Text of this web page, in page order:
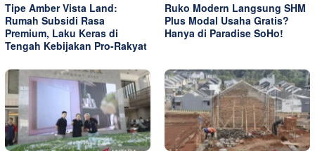
Tipe Amber Vista Land:
Rumah Subsidi Rasa
Premium, Laku Keras di
Tengah Kebijakan Pro-Rakyat
Ruko Modern Langsung SHM
Plus Modal Usaha Gratis?
Hanya di Paradise SoHo!